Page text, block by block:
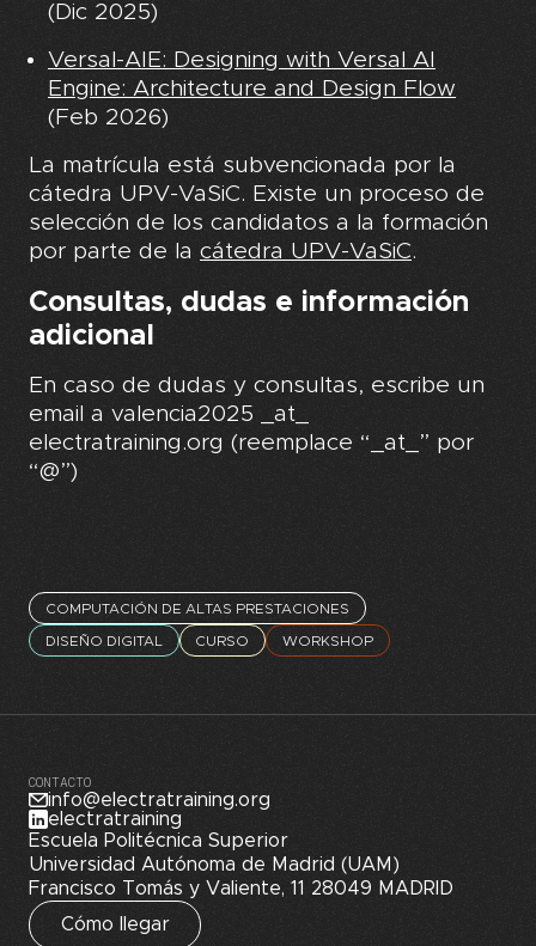
(Dic 2025)
Versal-AIE: Designing with Versal AI
Engine: Architecture and Design Flow
(Feb 2026)
La matrícula está subvencionada por la
cátedra UPV-VaSiC. Existe un proceso de
selección de los candidatos a la formación
por parte de la cátedra UPV-VaSiC.
Consultas, dudas e información
adicional
En caso de dudas y consultas, escribe un
email a valencia2025 _at_
electratraining.org (reemplace “_at_” por
“@”)
COMPUTACIÓN DE ALTAS PRESTACIONES
DISEÑO DIGITAL CURSO WORKSHOP
CONTACTO
info@electratraining.org
electratraining
Escuela Politécnica Superior
Universidad Autónoma de Madrid (UAM)
Francisco Tomás y Valiente, 11 28049 MADRID
Cómo llegar